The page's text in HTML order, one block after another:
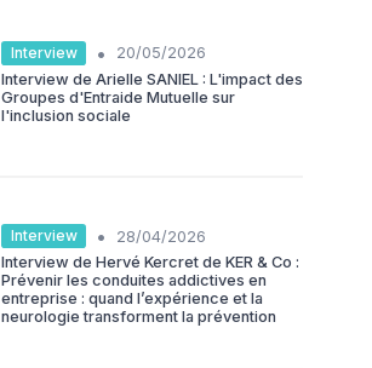
Interview •
20/05/2026
Interview de Arielle SANIEL : L'impact des
Groupes d'Entraide Mutuelle sur
l'inclusion sociale
Interview •
28/04/2026
Interview de Hervé Kercret de KER & Co :
Prévenir les conduites addictives en
entreprise : quand l’expérience et la
neurologie transforment la prévention